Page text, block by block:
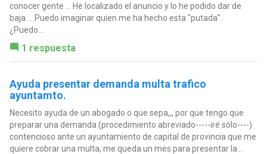
conocer gente ... He localizado el anuncio y lo he podido dar de
baja ... Puedo imaginar quien me ha hecho esta "putada".
¿Puedo...
1 respuesta
Ayuda presentar demanda multa trafico
ayuntamto.
Necesito ayuda de un abogado o que sepa,,, por que tengo que
preparar una demanda (procedimiento abreviado-----iré sólo----)
contencioso ante un ayuntamiento de capital de provincia que me
quiere cobrar una multa, me queda un mes para presentar la...